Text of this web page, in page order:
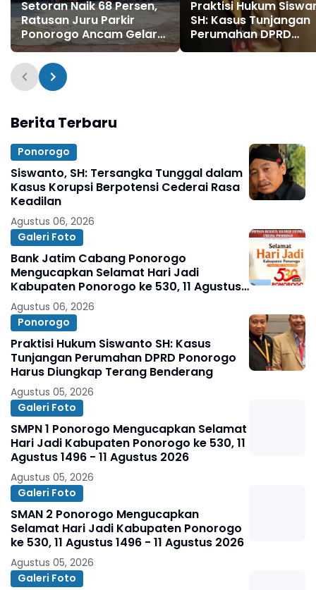
Setoran Naik 68 Persen,
Ratusan Juru Parkir
Ponorogo Ancam Gelar
Aksi Saat Hari Jadi ke-
530
Praktisi Hukum
SH: Kasus Tunjangan
Perumahan DPRD
Ponorogo Harus
Berita Terbaru
Ponorogo
Siswanto, SH: Tersangka Tunggal dalam
Kasus Korupsi Berpotensi Cederai Rasa
Keadilan
Agustus 06, 2026
Galeri Foto
Bank Jatim Cabang Ponorogo
Mengucapkan Selamat Hari Jadi
Kabupaten Ponorogo ke 530, 11 Agustus
1496 - 11 Agustus 2026
Agustus 06, 2026
Ponorogo
Praktisi Hukum Siswanto SH: Kasus
Tunjangan Perumahan DPRD Ponorogo
Harus Diungkap Terang Benderang
Agustus 05, 2026
Galeri Foto
SMPN 1 Ponorogo Mengucapkan Selamat
Hari Jadi Kabupaten Ponorogo ke 530, 11
Agustus 1496 - 11 Agustus 2026
Agustus 05, 2026
Galeri Foto
SMAN 2 Ponorogo Mengucapkan
Selamat Hari Jadi Kabupaten Ponorogo
ke 530, 11 Agustus 1496 - 11 Agustus 2026
Agustus 05, 2026
Galeri Foto